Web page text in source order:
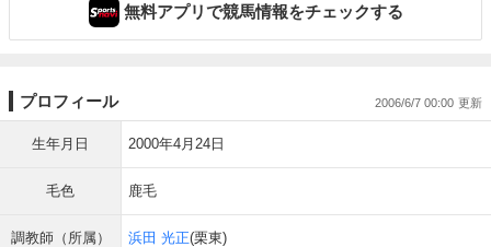
無料アプリで競馬情報をチェックする
プロフィール 2006/6/7 00:00
生年月日 2000年4月24日
毛色 鹿毛
調教師（所属） 浜田 光正(栗東)